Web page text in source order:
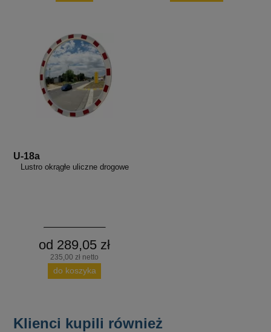
U-18a
Lustro okrągłe uliczne drogowe
od 289,05 zł
235,00 zł netto
do koszyka
Klienci kupili również